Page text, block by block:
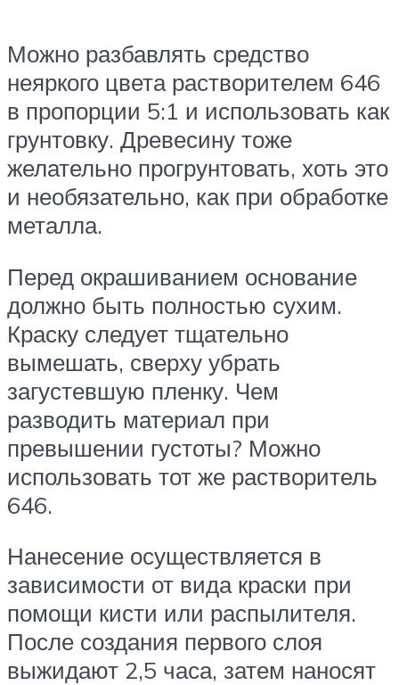
Можно разбавлять средство
неяркого цвета растворителем 646
в пропорции 5:1 и использовать как
грунтовку. Древесину тоже
желательно прогрунтовать, хоть это
и необязательно, как при обработке
металла.
Перед окрашиванием основание
должно быть полностью сухим.
Краску следует тщательно
вымешать, сверху убрать
загустевшую пленку. Чем
разводить материал при
превышении густоты? Можно
использовать тот же растворитель
646.
Нанесение осуществляется в
зависимости от вида краски при
помощи кисти или распылителя.
После создания первого слоя
выжидают 2,5 часа, затем наносят